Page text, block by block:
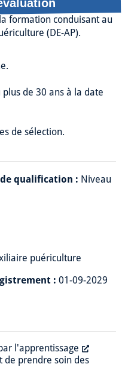
de 30 ans à la date
de sélection.
qualification : Niveau
puériculture
: 01-09-2029
l'apprentissage
de prendre soin des
formation conduisant au
(DE-AP).